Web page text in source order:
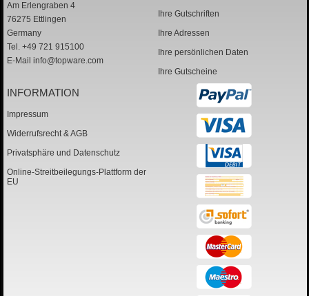
Am Erlengraben 4
76275 Ettlingen
Germany
Tel. +49 721 915100
E-Mail info@topware.com
Ihre Gutschriften
Ihre Adressen
Ihre persönlichen Daten
Ihre Gutscheine
INFORMATION
Impressum
Widerrufsrecht & AGB
Privatsphäre und Datenschutz
Online-Streitbeilegungs-Plattform der
EU